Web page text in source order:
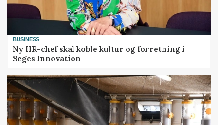
BUSINESS
Ny HR-chef skal koble kultur og forretning i
Seges Innovation